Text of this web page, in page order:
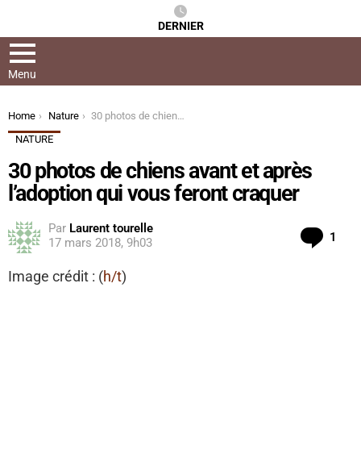
DERNIER
Menu
You are here:
Home Nature
30 photos de chiens avant et après l’adoption qui vous feront craquer
NATURE
30 photos de chiens avant et après
l’adoption qui vous feront craquer
Par Laurent tourelle
17 mars 2018, 9h03
1
Image crédit : (h/t)